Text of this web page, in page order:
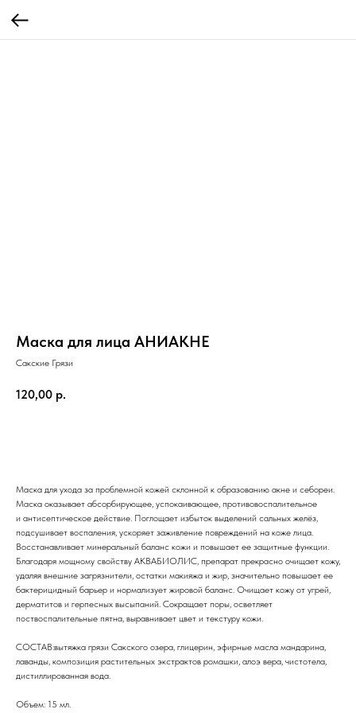
Маска для лица АНИАКНЕ
Сакские Грязи
120,00 р.
Маска для ухода за проблемной кожей склонной к образованию акне и себореи.
Маска оказывает абсорбирующее, успокаивающее, противовоспалительное
и антисептическое действие. Поглощает избыток выделений сальных желёз,
подсушивает воспаления, ускоряет заживление повреждений на коже лица.
Восстанавливает минеральный баланс кожи и повышает ее защитные функции.
Благодаря мощному свойству АКВАБИОЛИС, препарат прекрасно очищает кожу,
удаляя внешние загрязнители, остатки макияжа и жир, значительно повышает ее
бактерицидный барьер и нормализует жировой баланс. Очищает кожу от угрей,
дерматитов и герпесных высыпаний. Сокращает поры, осветляет
поствоспалительные пятна, выравнивает цвет и текстуру кожи.
СОСТАВ:вытяжка грязи Сакского озера, глицерин, эфирные масла мандарина,
лаванды, композиция растительных экстрактов ромашки, алоэ вера, чистотела,
дистиллированная вода.
Объем: 15 мл.